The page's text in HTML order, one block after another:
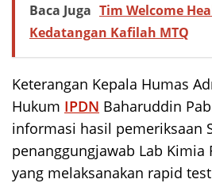
Baca Juga Tim Welcome
Kedatangan Kafilah MTQ
Keterangan Kepala Humas
Hukum IPDN Baharuddin
informasi hasil pemeriksaan
penanggungjawab Lab Kimia
yang melaksanakan rapid test